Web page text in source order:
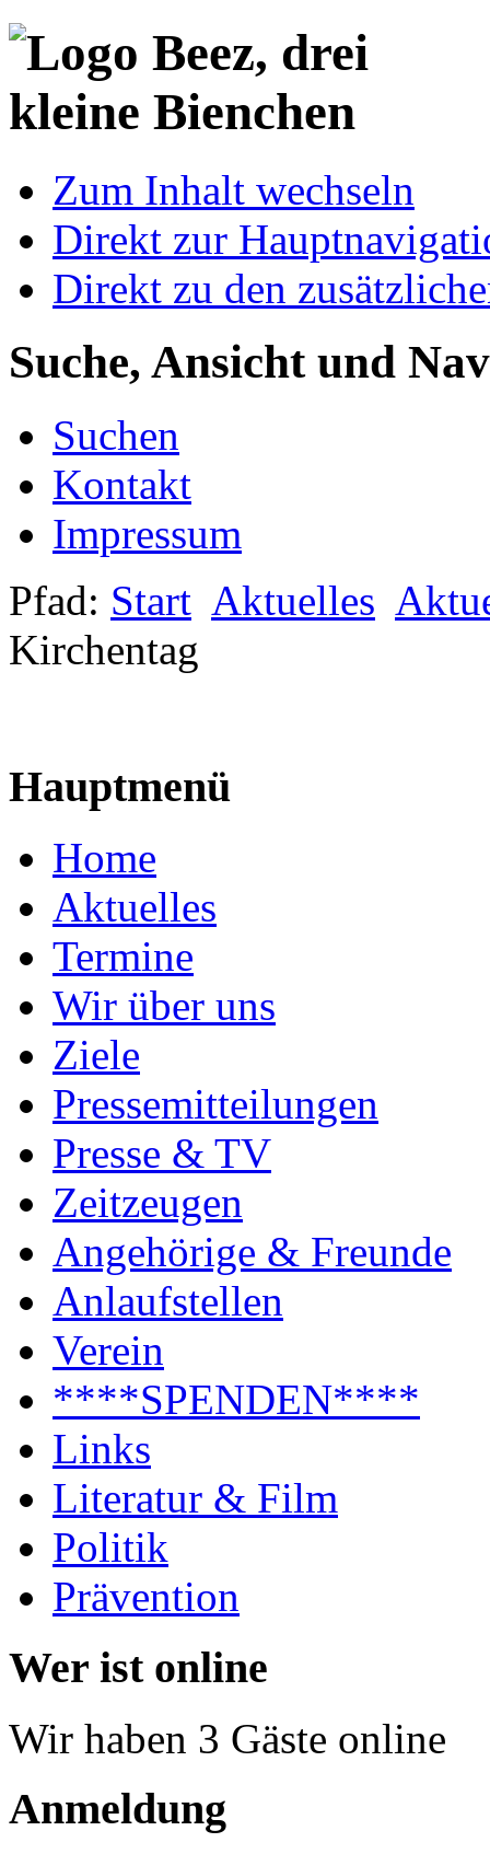
Zum Inhalt wechseln
Direkt zur
Direkt zu den
Suche, Ansicht und
Suchen
Kontakt
Impressum
Pfad: Start Aktuelles
Kirchentag
Hauptmenü
Home
Aktuelles
Termine
Wir über uns
Ziele
Pressemitteilungen
Presse & TV
Zeitzeugen
Angehörige & Freunde
Anlaufstellen
Verein
****SPENDEN****
Links
Literatur & Film
Politik
Prävention
Wer ist online
Wir haben 3 Gäste online
Anmeldung